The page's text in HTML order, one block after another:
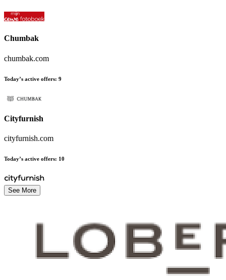
Chumbak
chumbak.com
Today’s active offers: 9
Cityfurnish
cityfurnish.com
Today’s active offers: 10
See More